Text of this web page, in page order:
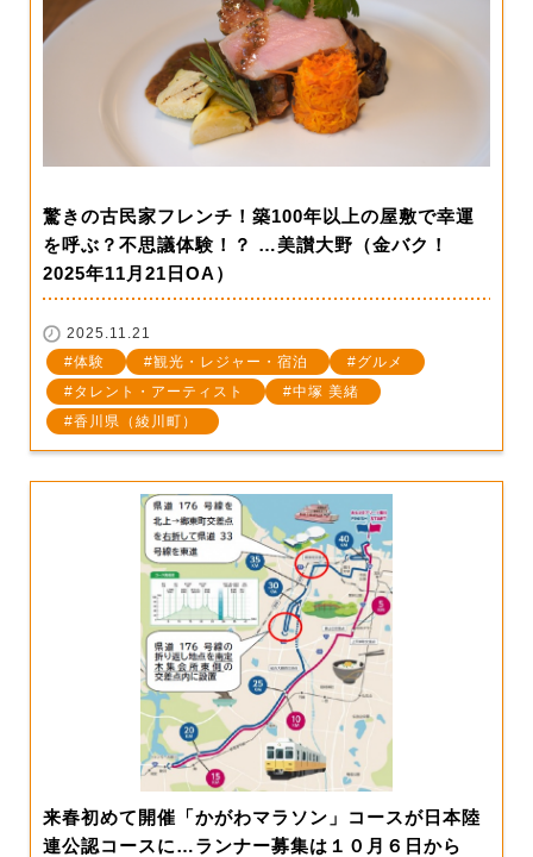
驚きの古民家フレンチ！築100年以上の屋敷で幸運
を呼ぶ？不思議体験！？ …美讃大野（金バク！
2025年11月21日OA）
2025.11.21
体験
観光・レジャー・宿泊
グルメ
タレント・アーティスト
中塚 美緒
香川県（綾川町）
来春初めて開催「かがわマラソン」コースが日本陸
連公認コースに…ランナー募集は１０月６日から